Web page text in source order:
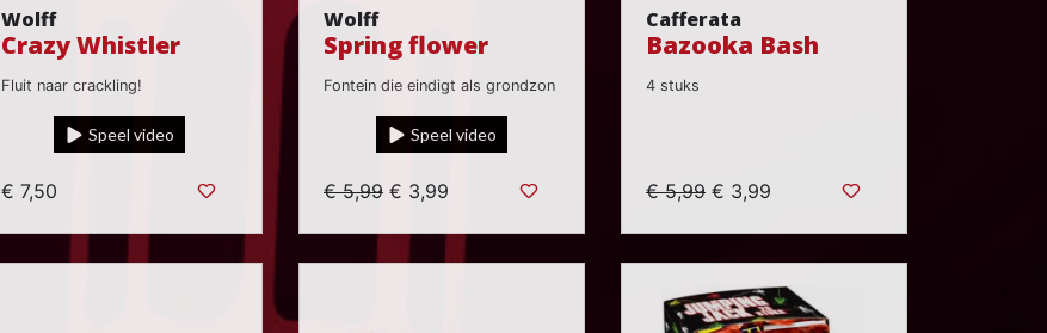
Wolff
Crazy Whistler
Fluit naar crackling!
Speel video
€ 7,50
Wolff
Spring flower
Fontein die eindigt als grondzon
Speel video
€ 5,99 € 3,99
Cafferata
Bazooka Bash
4 stuks
€ 5,99 € 3,99